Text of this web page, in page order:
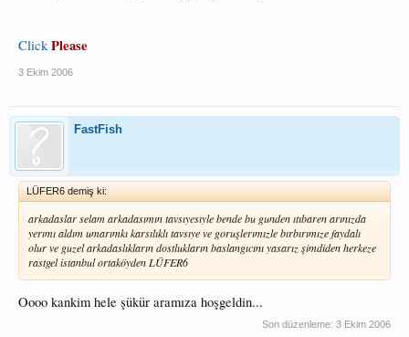
Click Please
3 Ekim 2006
FastFish
LÜFER6 demiş ki:
arkadaslar selam arkadasımın tavsıyesıyle bende bu gunden ıtıbaren arınızda
yerımı aldım umarımkı karsılıklı tavsıye ve goruşlerımızle bırbırımıze faydalı
olur ve guzel arkadaslıkların dostlukların baslangıcını yasarız şimdiden herkeze
rastgel istanbul ortaköyden LÜFER6
Oooo kankim hele şükür aramıza hoşgeldin...
Son düzenleme: 3 Ekim 2006